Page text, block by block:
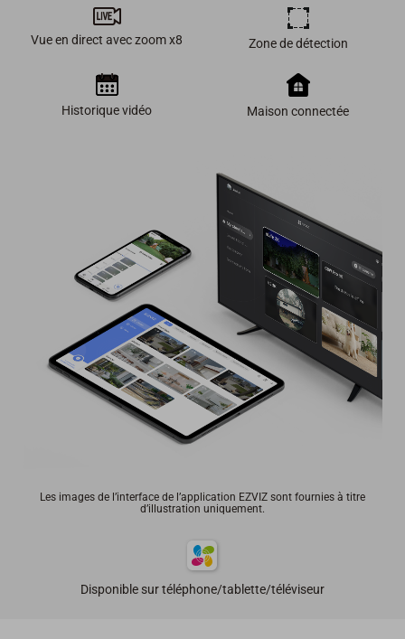
Vue en direct avec zoom x8 Zone de détection
Historique vidéo Maison connectée
Les images de l’interface de l’application EZVIZ sont fournies à titre
d’illustration uniquement.
Disponible sur téléphone/tablette/téléviseur